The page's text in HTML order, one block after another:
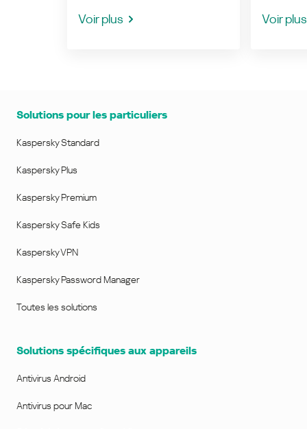
Voir plus
Voir plus
Solutions pour les particuliers
Kaspersky Standard
Kaspersky Plus
Kaspersky Premium
Kaspersky Safe Kids
Kaspersky VPN
Kaspersky Password Manager
Toutes les solutions
Solutions spécifiques aux appareils
Antivirus Android
Antivirus pour Mac